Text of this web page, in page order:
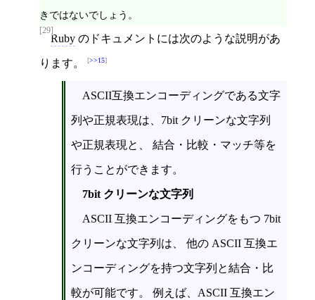
きではないでしょう。
[29]
Ruby のドキュメントには次のような説明があ
ります。 >>15
ASCII互換エンコーディングである文字
列や正規表現は、7bit クリーンな文字列
や正規表現と、 結合・比較・マッチ等を
行うことができます。
7bit クリーンな文字列
ASCII 互換エンコーディングをもつ 7bit
クリーンな文字列は、 他の ASCII 互換エ
ンコーディングを持つ文字列と結合・比
較が可能です。 例えば、ASCII 互換エン